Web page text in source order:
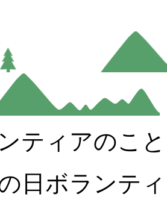
ティアのこ
日ボランテ